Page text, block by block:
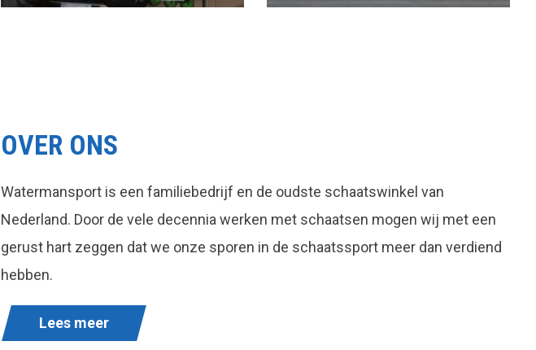
OVER ONS
Watermansport is een familiebedrijf en de oudste schaatswinkel van
Nederland. Door de vele decennia werken met schaatsen mogen wij met een
gerust hart zeggen dat we onze sporen in de schaatssport meer dan verdiend
hebben.
Lees meer